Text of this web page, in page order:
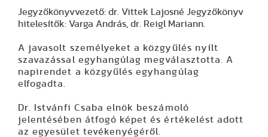
Jegyzőkönyvvezető: dr. Vittek Lajosné Jegyzőkönyv
hitelesítők: Varga András, dr. Reigl Mariann.
A javasolt személyeket a közgyűlés nyílt
szavazással egyhangúlag megválasztotta. A
napirendet a közgyűlés egyhangúlag
elfogadta.
Dr. Istvánfi Csaba elnök beszámoló
jelentésében átfogó képet és értékelést adott
az egyesület tevékenyégéről.